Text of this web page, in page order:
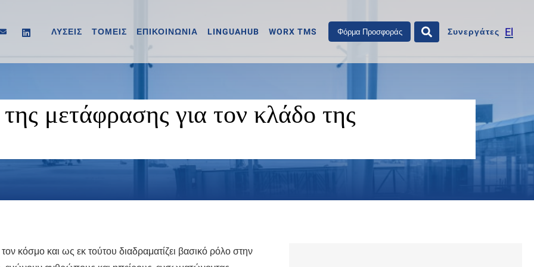
ΛΥΣΕΙΣ ΤΟΜΕΙΣ ΕΠΙΚΟΙΝΩΝΙΑ LINGUAHUB WORX TMS Φόρμα Προσφοράς Συνεργάτες El
μετάφρασης για τον κλάδο της
κόσμο και ως εκ τούτου διαδραματίζει βασικό ρόλο στην